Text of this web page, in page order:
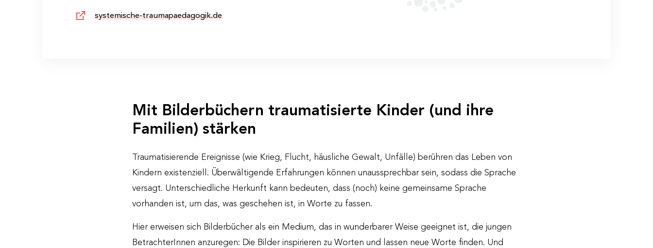
systemische-traumapaedagogik.de
Mit Bilderbüchern traumatisierte Kinder (und ihre
Familien) stärken
Traumatisierende Ereignisse (wie Krieg, Flucht, häusliche Gewalt, Unfälle) berühren das Leben von
Kindern existenziell. Überwältigende Erfahrungen können unaussprechbar sein, sodass die Sprache
versagt. Unterschiedliche Herkunft kann bedeuten, dass (noch) keine gemeinsame Sprache
vorhanden ist, um das, was geschehen ist, in Worte zu fassen.
Hier erweisen sich Bilderbücher als ein Medium, das in wunderbarer Weise geeignet ist, die jungen
BetrachterInnen anzuregen: Die Bilder inspirieren zu Worten und lassen neue Worte finden. Und